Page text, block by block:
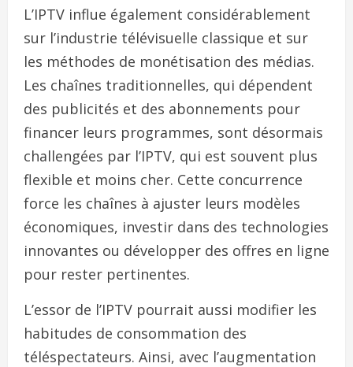
L’IPTV influe également considérablement
sur l’industrie télévisuelle classique et sur
les méthodes de monétisation des médias.
Les chaînes traditionnelles, qui dépendent
des publicités et des abonnements pour
financer leurs programmes, sont désormais
challengées par l’IPTV, qui est souvent plus
flexible et moins cher. Cette concurrence
force les chaînes à ajuster leurs modèles
économiques, investir dans des technologies
innovantes ou développer des offres en ligne
pour rester pertinentes.
L’essor de l’IPTV pourrait aussi modifier les
habitudes de consommation des
téléspectateurs. Ainsi, avec l’augmentation